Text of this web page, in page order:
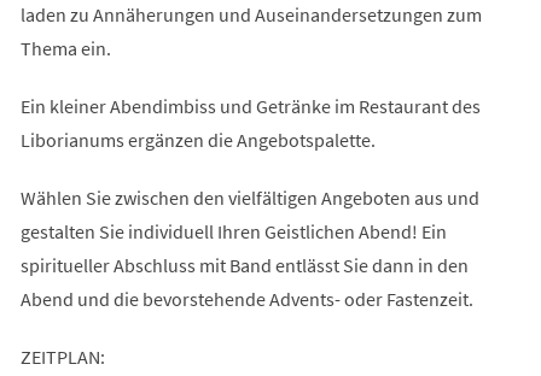
laden zu Annäherungen und Auseinandersetzungen zum
Thema ein.
Ein kleiner Abendimbiss und Getränke im Restaurant des
Liborianums ergänzen die Angebotspalette.
Wählen Sie zwischen den vielfältigen Angeboten aus und
gestalten Sie individuell Ihren Geistlichen Abend! Ein
spiritueller Abschluss mit Band entlässt Sie dann in den
Abend und die bevorstehende Advents- oder Fastenzeit.
ZEITPLAN: